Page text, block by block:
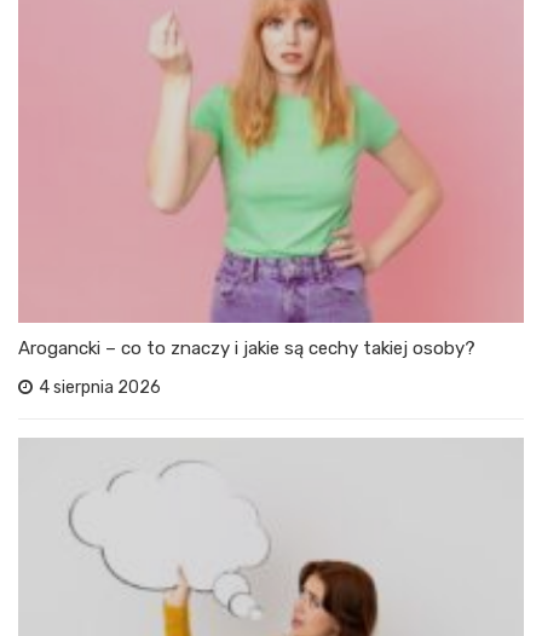
Arogancki – co to znaczy i jakie są cechy takiej osoby?
4 sierpnia 2026